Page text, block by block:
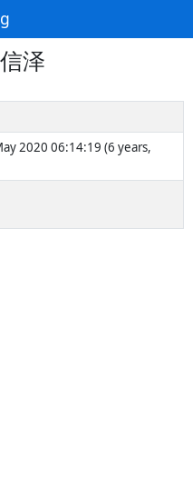
泽
2020 06:14:19 (6 years,